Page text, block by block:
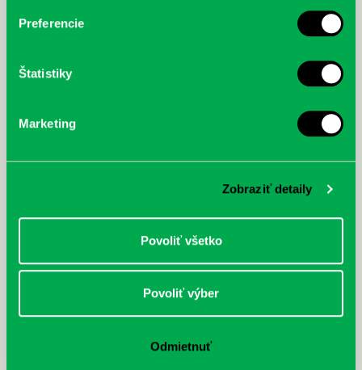
Preferencie
Štatistiky
Marketing
Zobraziť detaily
Povoliť všetko
Povoliť výber
Odmietnuť